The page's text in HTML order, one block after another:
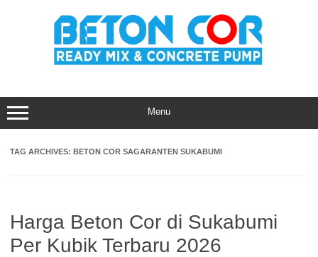
Menu
TAG ARCHIVES: BETON COR SAGARANTEN SUKABUMI
Harga Beton Cor di Sukabumi
Per Kubik Terbaru 2026